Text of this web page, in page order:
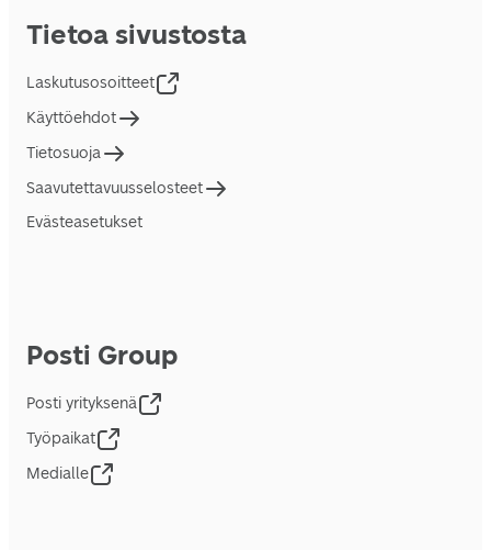
Tietoa sivustosta
Laskutusosoitteet
Käyttöehdot
Tietosuoja
Saavutettavuusselosteet
Evästeasetukset
Posti Group
Posti yrityksenä
Työpaikat
Medialle